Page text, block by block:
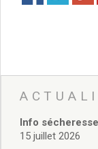
Services
Pour
Vie
Info
15 juillet 2026